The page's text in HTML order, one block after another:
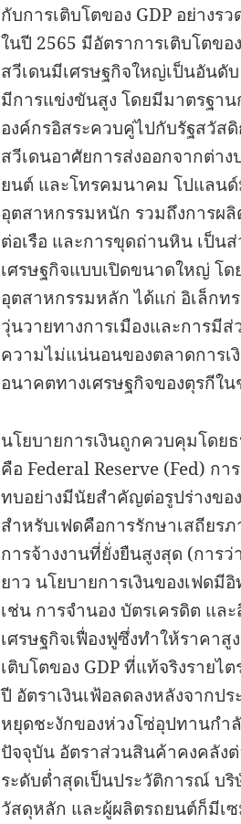
กับการเติบโตของ GDP อย่าง
ในปี 2565 มีอัตราการเติบโตข
สวีเดนมีเศรษฐกิจใหญ่เป็นอันดั
มีการแข่งขันสูง โดยมีมาตรฐา
องค์กรอิสระควบคู่ไปกับรัฐสวัส
สวีเดนอาศัยการส่งออกจากต่าง
ยนต์ และโทรคมนาคม โปแลน
อุตสาหกรรมหนัก รวมถึงการผลิ
ต่อเรือ และการขุดถ่านหิน เป็น
เศรษฐกิจแบบเปิดขนาดใหญ่ โ
อุตสาหกรรมหลัก ได้แก่ อิเล็กท
วุ่นวายทางการเมืองและการมี
ความไม่แน่นอนของตลาดการเ
อนาคตทางเศรษฐกิจของตุรกีใ
นโยบายการเงินถูกควบคุมโดย
คือ Federal Reserve (Fed) กา
ทบอย่างมีนัยสำคัญต่อรูปร่างขอ
สำหรับเฟดคือการรักษาเสถียร
การจ้างงานที่ยั่งยืนสูงสุด (การ
ยาว นโยบายการเงินของเฟด
เช่น การจำนอง บัตรเครดิต แล
เศรษฐกิจเฟื่องฟูซึ่งทำให้ราคา
เติบโตของ GDP ที่แท้จริงรายไ
ปี อัตราเงินเฟ้อลดลงหลังจากป
หยุดชะงักของห่วงโซ่อุปทานกำ
ปัจจุบัน อัตราส่วนสินค้าคงคลัง
ระดับต่ำสุดเป็นประวัติการณ์ บ
วัสดุหลัก และผู้ผลิตรถยนต์ก็มีเ